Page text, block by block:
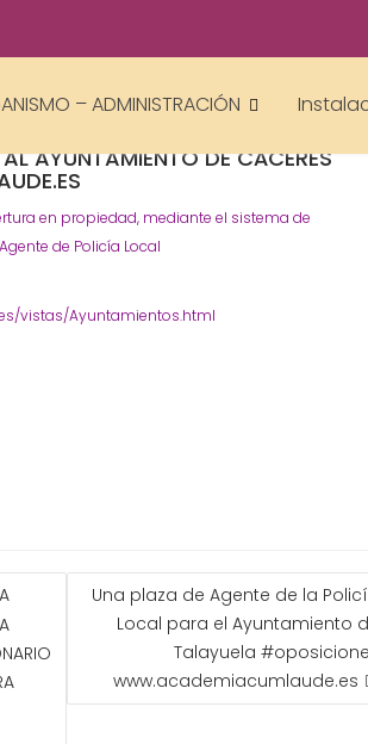
– ADMINISTRACIÓN
Prensa
AYUNTAMIENTO DE CÁCERES
en propiedad, mediante el sistema de
de Policía Local
vistas/Ayuntamientos.html
Una plaza de Agente de la
Local para el Ayuntamiento
Talayuela
www.academiacumlaude.es